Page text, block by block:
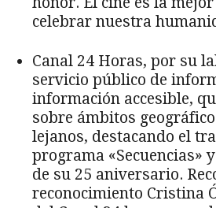
celebrar nuestra
Canal 24 Horas, por su
servicio público de
información accesible,
sobre ámbitos
lejanos, destacando el
programa «Secuencias»
de su 25 aniversario.
reconocimiento Cristina